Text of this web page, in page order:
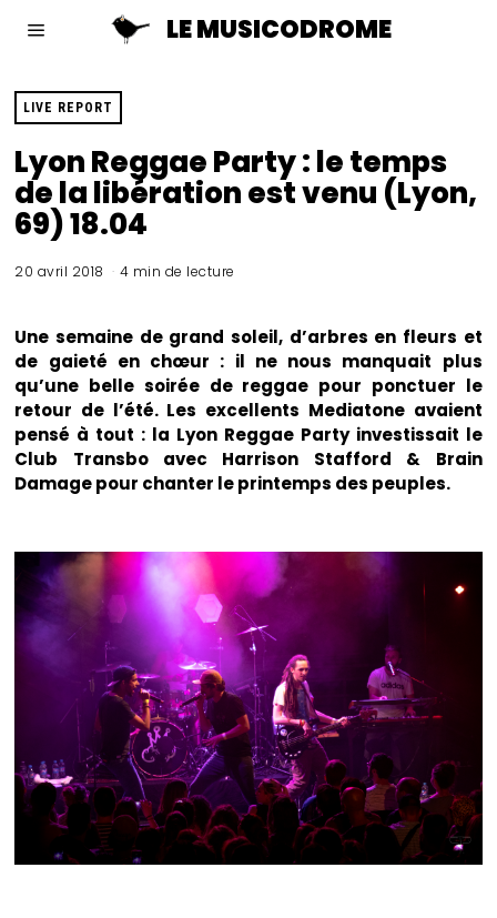
LE MUSICODROME
LIVE REPORT
Lyon Reggae Party : le temps
de la libération est venu (Lyon,
69) 18.04
20 avril 2018 4 min de lecture
Une semaine de grand soleil, d’arbres en fleurs et
de gaieté en chœur : il ne nous manquait plus
qu’une belle soirée de reggae pour ponctuer le
retour de l’été. Les excellents Mediatone avaient
pensé à tout : la Lyon Reggae Party investissait le
Club Transbo avec Harrison Stafford & Brain
Damage pour chanter le printemps des peuples.